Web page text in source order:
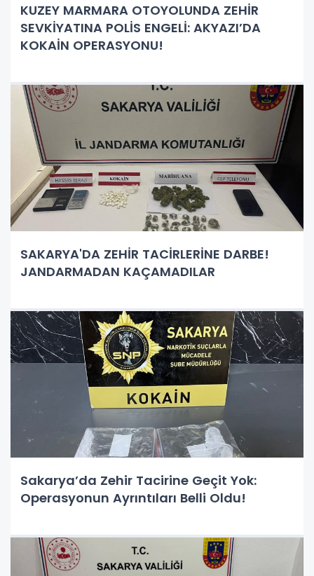
KUZEY MARMARA OTOYOLUNDA ZEHİR
SEVKİYATINA POLİS ENGELİ: AKYAZI’DA
KOKAİN OPERASYONU!
SAKARYA'DA ZEHİR TACİRLERİNE DARBE!
JANDARMADAN KAÇAMADILAR
Sakarya’da Zehir Tacirine Geçit Yok:
Operasyonun Ayrıntıları Belli Oldu!